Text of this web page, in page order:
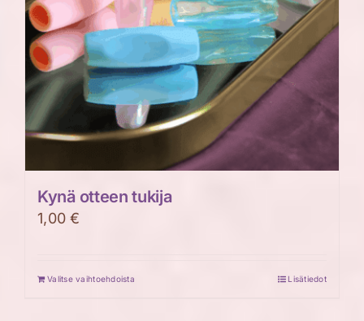
Kynä otteen tukija
1,00€
Valitse vaihtoehdoista Lisätiedot